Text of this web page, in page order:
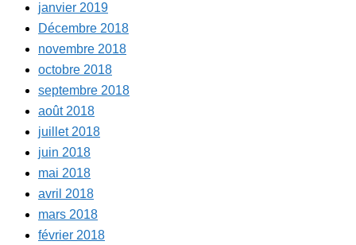
janvier 2019
Décembre 2018
novembre 2018
octobre 2018
septembre 2018
août 2018
juillet 2018
juin 2018
mai 2018
avril 2018
mars 2018
février 2018